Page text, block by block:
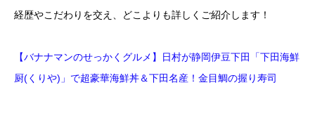
経歴やこだわりを交え、どこよりも詳しくご紹介します！
【バナナマンのせっかくグルメ】日村が静岡伊豆下田「下田海鮮
厨(くりや)」で超豪華海鮮丼＆下田名産！金目鯛の握り寿司